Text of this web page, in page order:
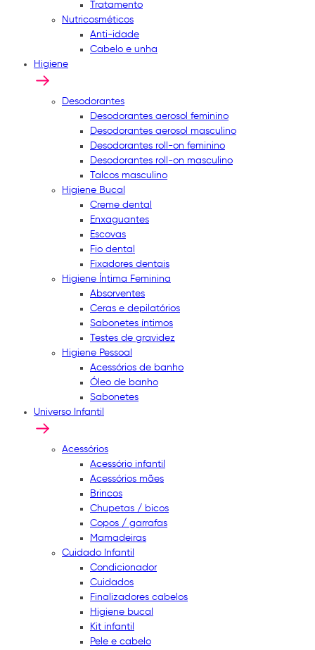
Tratamento
Nutricosméticos
Anti-idade
Cabelo e unha
Higiene
Desodorantes
Desodorantes aerosol feminino
Desodorantes aerosol masculino
Desodorantes roll-on feminino
Desodorantes roll-on masculino
Talcos masculino
Higiene Bucal
Creme dental
Enxaguantes
Escovas
Fio dental
Fixadores dentais
Higiene Íntima Feminina
Absorventes
Ceras e depilatórios
Sabonetes íntimos
Testes de gravidez
Higiene Pessoal
Acessórios de banho
Óleo de banho
Sabonetes
Universo Infantil
Acessórios
Acessório infantil
Acessórios mães
Brincos
Chupetas / bicos
Copos / garrafas
Mamadeiras
Cuidado Infantil
Condicionador
Cuidados
Finalizadores cabelos
Higiene bucal
Kit infantil
Pele e cabelo